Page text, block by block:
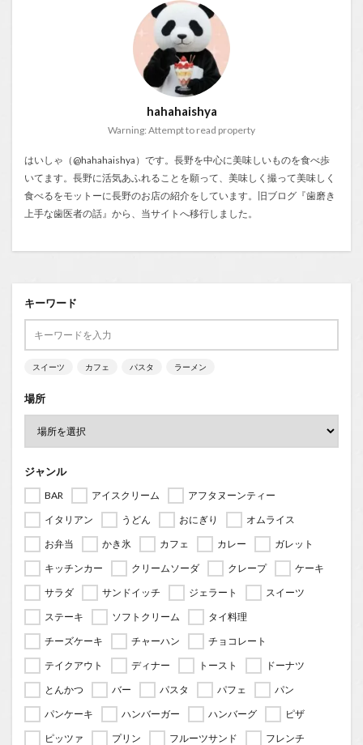
hahahaishya
Warning: Attempt to read property
はいしゃ（@hahahaishya）です。長野を中心に美味しいものを食べ歩
いてます。長野に活気あふれることを願って、美味しく撮って美味しく
食べるをモットーに長野のお店の紹介をしています。旧ブログ『歯磨き
上手な歯医者の話 』から、当サイトへ移行しました。
キーワード
スイーツ カフェ パスタ ラーメン
場所
ジャンル
BAR アイスクリーム
アフタヌーンティー
イタリアン
うどん おにぎり
オムライス
お弁当
かき氷 カフェ カレー
ガレット
キッチンカー
クリームソーダ クレープ
ケーキ
サラダ
サンドイッチ ジェラート
スイーツ
ステーキ
ソフトクリーム
タイ料理
チーズケーキ
チャーハン
チョコレート
テイクアウト
ディナー トースト
ドーナツ
とんかつ
バー パスタ パフェ
パン
パンケーキ
ハンバーガー ハンバーグ
ピザ
ピッツァ
プリン フルーツサンド
フレンチ